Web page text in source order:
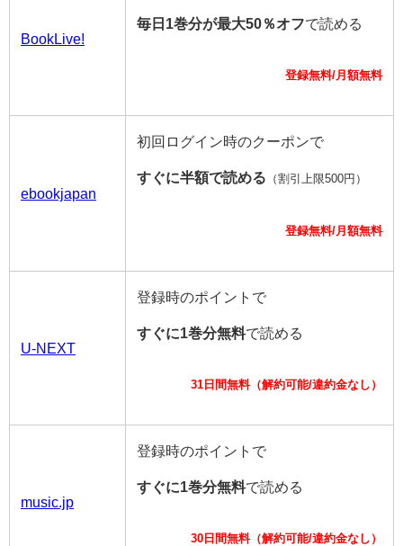
BookLive!
毎日1巻分が最大50％オフで読める
登録無料/月額無料
ebookjapan
初回ログイン時のクーポンで
すぐに半額で読める （割引上限500円）
登録無料/月額無料
U-NEXT
登録時のポイントで
すぐに1巻分無料で読める
31日間無料（解約可能/違約金なし）
music.jp
登録時のポイントで
すぐに1巻分無料で読める
30日間無料（解約可能/違約金なし）